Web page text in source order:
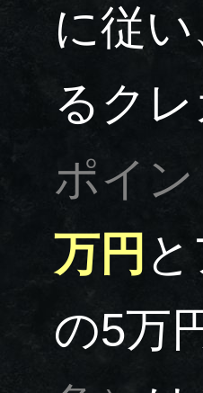
に従
るク
ポイ
万円
の5万